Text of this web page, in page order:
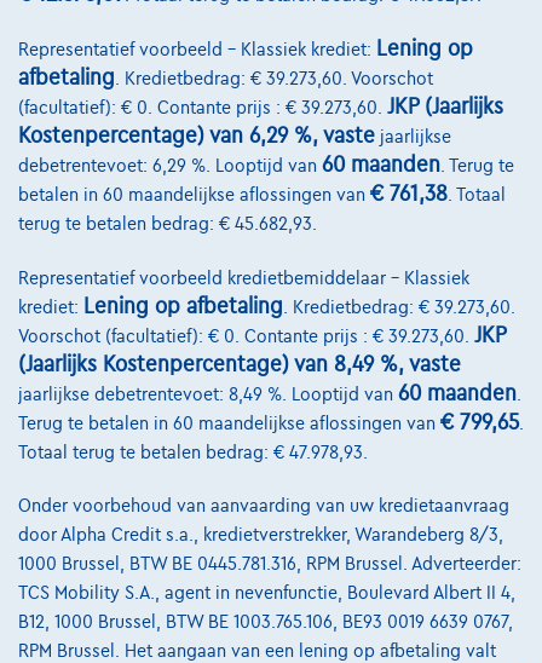
Opel Astra Sports Tourer1.2 turbo gs 130
€20.999 1
Vanaf€317,08/maandmet een laatste maandaflossing
van€6.616,78
Ontdek het volledige cijfervoorbeeld
Representatief voorbeeld – Klassiek krediet: Lening op
afbetaling . Kredietbedrag: € 39.273,60. Voorschot
(facultatief): € 0. Contante prijs : € 39.273,60. JKP (Jaarlijks
Kostenpercentage) van 6,29 %, vaste jaarlijkse
debetrentevoet: 6,29 %. Looptijd van 60 maanden . Terug te
betalen in 60 maandelijkse aflossingen van € 761,38 . Totaal
terug te betalen bedrag: € 45.682,93.
Representatief voorbeeld kredietbemiddelaar – Klassiek
krediet: Lening op afbetaling . Kredietbedrag: € 39.273,60.
Voorschot (facultatief): € 0. Contante prijs : € 39.273,60. JKP
(Jaarlijks Kostenpercentage) van 8,49 %, vaste
jaarlijkse debetrentevoet: 8,49 %. Looptijd van 60 maanden
Terug te betalen in 60 maandelijkse aflossingen van € 799,65.
Totaal terug te betalen bedrag: € 47.978,93.
Onder voorbehoud van aanvaarding van uw kredietaanvraag
door Alpha Credit s.a., kredietverstrekker, Warandeberg 8/3,
1000 Brussel, BTW BE 0445.781.316, RPM Brussel. Adverteerder:
TCS Mobility S.A., agent in nevenfunctie, Boulevard Albert II 4,
B12, 1000 Brussel, BTW BE 1003.765.106, BE93 0019 6639 0767,
RPM Brussel. Het aangaan van een lening op afbetaling valt